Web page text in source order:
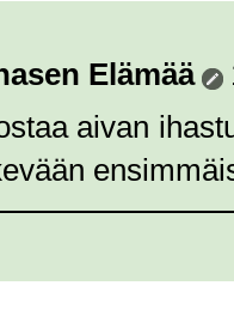
Elämää
aivan